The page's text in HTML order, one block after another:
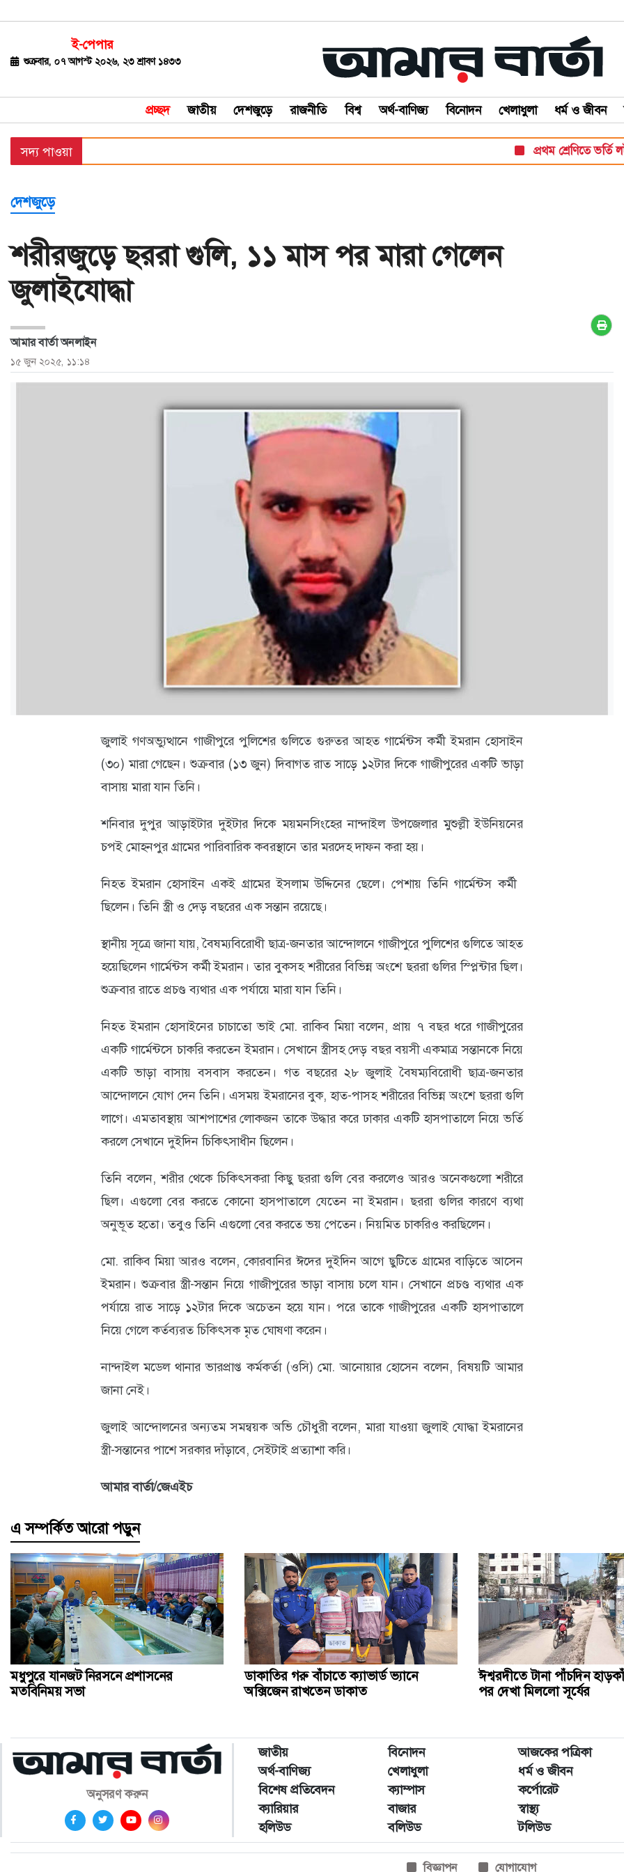
ই-পেপার
শুক্রবার, ০৭ আগস্ট ২০২৬, ২৩ শ্রাবণ ১৪৩৩
প্রচ্ছদ জাতীয় দেশজুড়ে রাজনীতি বিশ্ব অর্থ-বাণিজ্য বিনোদন খেলাধুলা ধর্ম ও জীবন
জাতীয়
রাজনীতি
বিশ্ব
বাণিজ্য
বিনোদন
খেলাধুলা
ধর্ম
ও
জীবন
মতামত
সদ্য পাওয়া প্রথম শ্রেণিতে ভর্তি
দেশজুড়ে
শরীরজুড়ে ছররা গুলি, ১১ মাস পর মারা গেলেন
জুলাইযোদ্ধা
আমার বার্তা অনলাইন
১৫ জুন ২০২৫, ১১:১৪
জুলাই গণঅভ্যুত্থানে গাজীপুরে পুলিশের গুলিতে গুরুতর আহত গার্মেন্টস কর্মী ইমরান হোসাইন
(৩০) মারা গেছেন। শুক্রবার (১৩ জুন) দিবাগত রাত সাড়ে ১২টার দিকে গাজীপুরের একটি ভাড়া
বাসায় মারা যান তিনি।
শনিবার দুপুর আড়াইটার দুইটার দিকে ময়মনসিংহের নান্দাইল উপজেলার মুশুল্লী ইউনিয়নের
চপই মোহনপুর গ্রামের পারিবারিক কবরস্থানে তার মরদেহ দাফন করা হয়।
নিহত ইমরান হোসাইন একই গ্রামের ইসলাম উদ্দিনের ছেলে। পেশায় তিনি গার্মেন্টস কর্মী
ছিলেন। তিনি স্ত্রী ও দেড় বছরের এক সন্তান রয়েছে।
স্থানীয় সূত্রে জানা যায়, বৈষম্যবিরোধী ছাত্র-জনতার আন্দোলনে গাজীপুরে পুলিশের গুলিতে আহত
হয়েছিলেন গার্মেন্টস কর্মী ইমরান। তার বুকসহ শরীরের বিভিন্ন অংশে ছররা গুলির স্প্লিন্টার ছিল।
শুক্রবার রাতে প্রচণ্ড ব্যথার এক পর্যায়ে মারা যান তিনি।
নিহত ইমরান হোসাইনের চাচাতো ভাই মো. রাকিব মিয়া বলেন, প্রায় ৭ বছর ধরে গাজীপুরের
একটি গার্মেন্টসে চাকরি করতেন ইমরান। সেখানে স্ত্রীসহ দেড় বছর বয়সী একমাত্র সন্তানকে নিয়ে
একটি ভাড়া বাসায় বসবাস করতেন। গত বছরের ২৮ জুলাই বৈষম্যবিরোধী ছাত্র-জনতার
আন্দোলনে যোগ দেন তিনি। এসময় ইমরানের বুক, হাত-পাসহ শরীরের বিভিন্ন অংশে ছররা গুলি
লাগে। এমতাবস্থায় আশপাশের লোকজন তাকে উদ্ধার করে ঢাকার একটি হাসপাতালে নিয়ে ভর্তি
করলে সেখানে দুইদিন চিকিৎসাধীন ছিলেন।
তিনি বলেন, শরীর থেকে চিকিৎসকরা কিছু ছররা গুলি বের করলেও আরও অনেকগুলো শরীরে
ছিল। এগুলো বের করতে কোনো হাসপাতালে যেতেন না ইমরান। ছররা গুলির কারণে ব্যথা
অনুভূত হতো। তবুও তিনি এগুলো বের করতে ভয় পেতেন। নিয়মিত চাকরিও করছিলেন।
মো. রাকিব মিয়া আরও বলেন, কোরবানির ঈদের দুইদিন আগে ছুটিতে গ্রামের বাড়িতে আসেন
ইমরান। শুক্রবার স্ত্রী-সন্তান নিয়ে গাজীপুরের ভাড়া বাসায় চলে যান। সেখানে প্রচণ্ড ব্যথার এক
পর্যায়ে রাত সাড়ে ১২টার দিকে অচেতন হয়ে যান। পরে তাকে গাজীপুরের একটি হাসপাতালে
নিয়ে গেলে কর্তব্যরত চিকিৎসক মৃত ঘোষণা করেন।
নান্দাইল মডেল থানার ভারপ্রাপ্ত কর্মকর্তা (ওসি) মো. আনোয়ার হোসেন বলেন, বিষয়টি আমার
জানা নেই।
জুলাই আন্দোলনের অন্যতম সমন্বয়ক অভি চৌধুরী বলেন, মারা যাওয়া জুলাই যোদ্ধা ইমরানের
স্ত্রী-সন্তানের পাশে সরকার দাঁড়াবে, সেইটাই প্রত্যাশা করি।
আমার বার্তা/জেএইচ
এ সম্পর্কিত আরো পড়ুন
মধুপুরে যানজট নিরসনে প্রশাসনের
মতবিনিময় সভা
ডাকাতির গরু বাঁচাতে ক্যাভার্ড ভ্যানে
অক্সিজেন রাখতেন ডাকাত
ঈশ্বরদীতে টানা পাঁচদিন
পর দেখা মিললো সূর্যের
অনুসরণ করুন
জাতীয় বিনোদন আজকের পত্রিকা
অর্থ-বাণিজ্য
খেলাধুলা ধর্ম ও জীবন
বিশেষ প্রতিবেদন
ক্যাম্পাস কর্পোরেট
ক্যারিয়ার
বাজার স্বাস্থ্য
হলিউড
বলিউড টলিউড
বিজ্ঞাপন যোগাযোগ